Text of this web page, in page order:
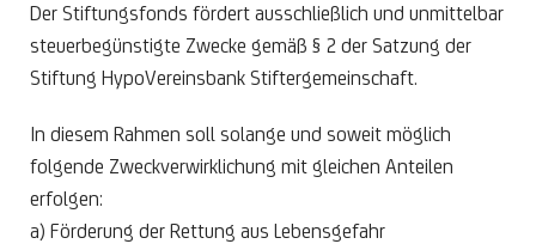
Der Stiftungsfonds fördert ausschließlich und unmittelbar
steuerbegünstigte Zwecke gemäß § 2 der Satzung der
Stiftung HypoVereinsbank Stiftergemeinschaft.
In diesem Rahmen soll solange und soweit möglich
folgende Zweckverwirklichung mit gleichen Anteilen
erfolgen:
a) Förderung der Rettung aus Lebensgefahr